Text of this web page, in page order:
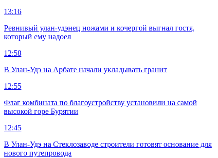
13:16
Ревнивый улан-удэнец ножами и кочергой выгнал гостя,
который ему надоел
12:58
В Улан-Удэ на Арбате начали укладывать гранит
12:55
Флаг комбината по благоустройству установили на самой
высокой горе Бурятии
12:45
В Улан-Удэ на Стеклозаводе строители готовят основание для
нового путепровода